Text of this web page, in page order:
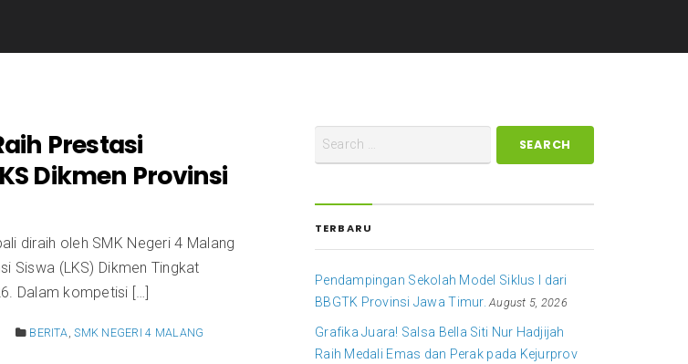
Prestasi
Dikmen Provinsi
diraih oleh SMK Negeri 4 Malang
Siswa (LKS) Dikmen Tingkat
Dalam kompetisi […]
BERITA ,SMK NEGERI 4 MALANG
TERBARU
Pendampingan Sekolah Model Siklus I dari
BBGTK Provinsi Jawa Timur. August 5, 2026
Grafika Juara! Salsa Bella Siti Nur Hadjijah
Raih Medali Emas dan Perak pada Kejurprov